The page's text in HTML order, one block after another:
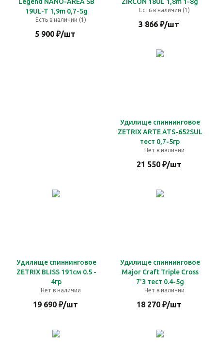
19UL-T 1,9m 0,7-5g
Есть в наличии (1)
5 900 ₽/шт
Есть в наличии (1)
3 866 ₽/шт
Удилище спиннинговое
ZETRIX ARTE ATS-652SUL
тест 0,7-5гр
Нет в наличии
21 550₽/шт
Удилище спиннинговое
ZETRIX BLISS 191см 0.5 -
4гр
Нет в наличии
19 690₽/шт
Удилище спиннинговое
Major Craft Triple Cross
7'3 тест 0.4-5g
Нет в наличии
18 270₽/шт